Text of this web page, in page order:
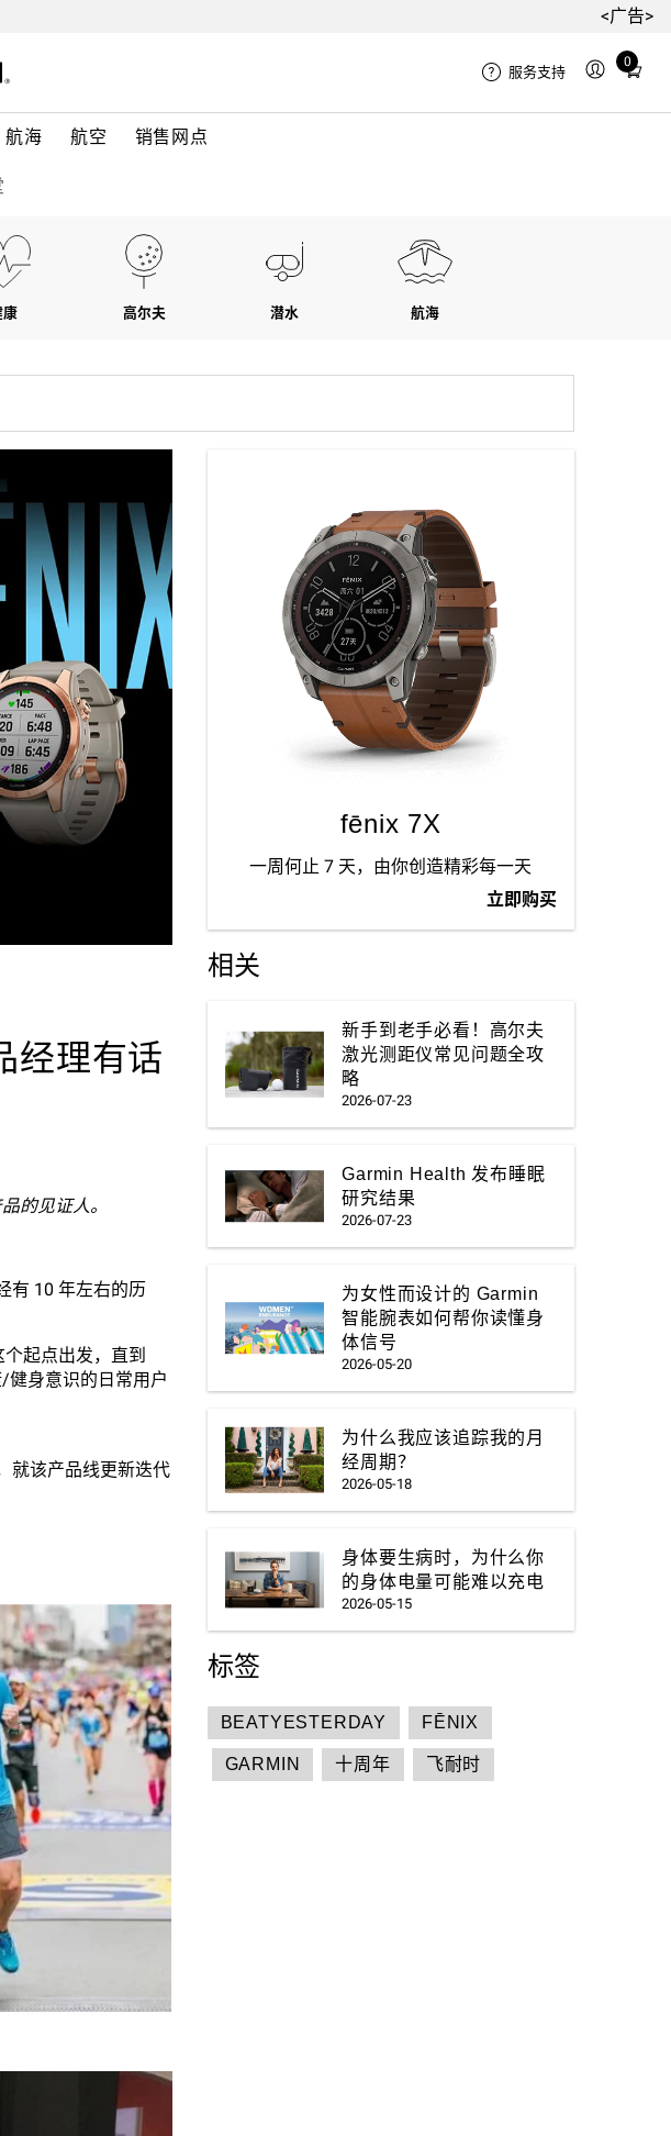
<广告>
航海 航空 销售网点
服务支持
0
Total
in
康 高尔夫 潜水 航海
经理有话
的见证人。
有 10 年左右的历
起点出发，直到
健身意识的日常用户
就该产品线更新迭代
fēnix 7X
一周何止 7 天，由你创造精彩每一天
立即购买
相关
新手到老手必看！高尔夫
激光测距仪常见问题全攻
略
2026-07-23
Garmin Health 发布睡眠
研究结果
2026-07-23
为女性而设计的 Garmin
智能腕表如何帮你读懂身
体信号
2026-05-20
为什么我应该追踪我的月
经周期？‌
2026-05-18
身体要生病时，为什么你
的身体电量可能难以充电
2026-05-15
标签
BEATYESTERDAY FĒNIX
GARMIN 十周年 飞耐时